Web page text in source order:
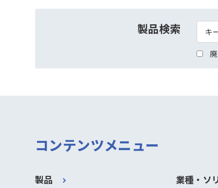
製品検索
コンテンツメニュー
製品 業種・ソ